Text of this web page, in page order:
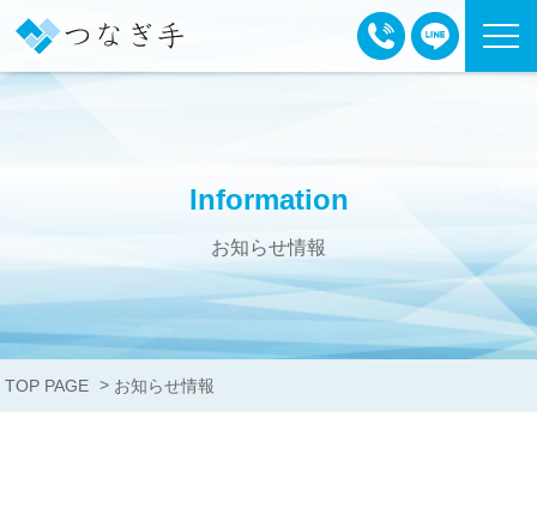
Information
お知らせ情報
TOP PAGE > お知らせ情報